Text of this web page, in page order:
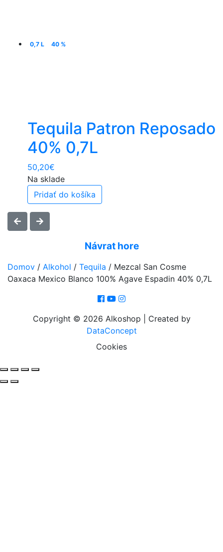
0,7 L 40 %
Tequila Patron Reposado
40% 0,7L
50,20€
Na sklade
Pridať do košíka
Návrat hore
Domov / Alkohol / Tequila / Mezcal San Cosme
Oaxaca Mexico Blanco 100% Agave Espadin 40% 0,7L
Copyright © 2026 Alkoshop | Created by
DataConcept
Cookies